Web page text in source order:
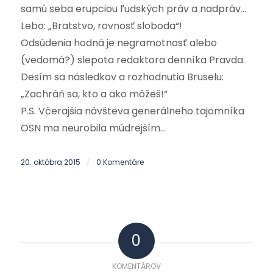
samú seba erupciou ľudských práv a nadpráv…
Lebo: „Bratstvo, rovnosť sloboda“!
Odsúdenia hodná je negramotnosť alebo
(vedomá?) slepota redaktora denníka Pravda.
Desím sa následkov a rozhodnutia Bruselu:
„Zachráň sa, kto a ako môžeš!“
P.S. Včerajšia návšteva generálneho tajomníka
OSN ma neurobila múdrejším…
20. októbra 2015 / 0 Komentáre
0
KOMENTÁROV